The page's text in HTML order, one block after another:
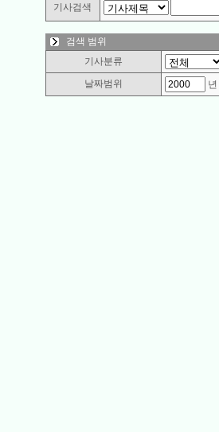
기사검색
검색 범위
기사분류
날짜범위